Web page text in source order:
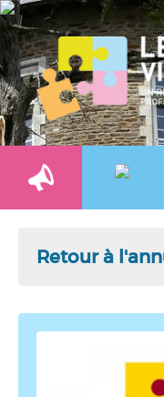
Retour à